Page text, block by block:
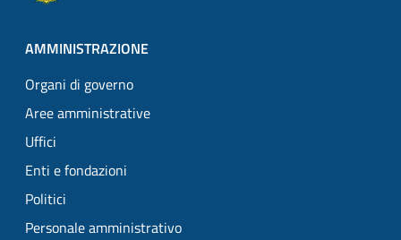
AMMINISTRAZIONE
Organi di governo
Aree amministrative
Uffici
Enti e fondazioni
Politici
Personale amministrativo